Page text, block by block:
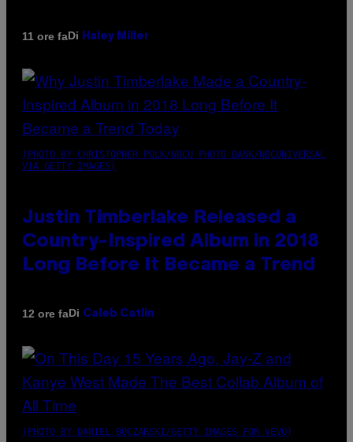
11 ore faDi Haley Miller
(PHOTO BY CHRISTOPHER POLK/NBCU PHOTO BANK/NBCUNIVERSAL
VIA GETTY IMAGES)
Justin Timberlake Released a
Country-Inspired Album in 2018
Long Before It Became a Trend
12 ore faDi Caleb Catlin
(PHOTO BY DANIEL BOCZARSKI/GETTY IMAGES FOR VEVO)